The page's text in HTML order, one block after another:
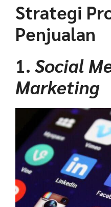
Strategi
Penjualan
1. Social
Marketing